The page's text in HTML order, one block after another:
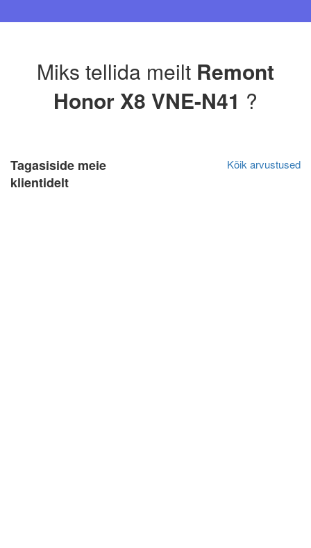
Miks tellida meilt Remont
Honor X8 VNE-N41 ?
Tagasiside meie
klientidelt
Kõik arvustused